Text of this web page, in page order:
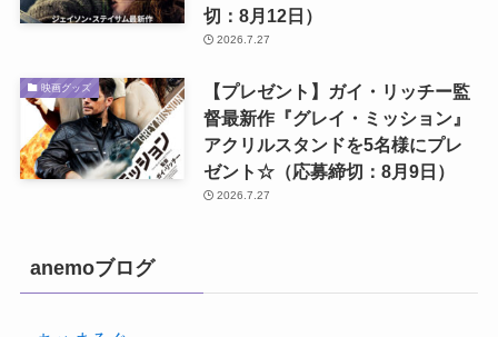
切：8月12日）
2026.7.27
映画グッズ
【プレゼント】ガイ・リッチー監
督最新作『グレイ・ミッション』
アクリルスタンドを5名様にプレ
ゼント☆（応募締切：8月9日）
2026.7.27
anemoブログ